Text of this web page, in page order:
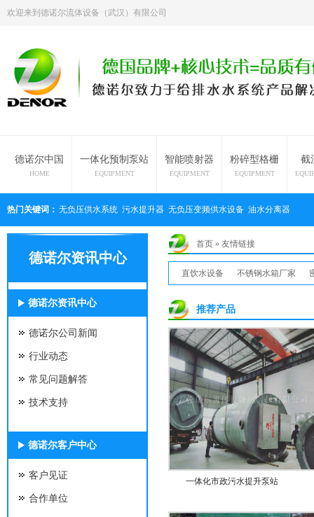
欢迎来到德诺尔流体设备（武汉）有限公司
德诺尔中国
HOME
一体化预制泵站
EQUIPMENT
智能喷射器
EQUIPMENT
粉碎型格栅
EQUIPMENT
截
热门关键词： 无负压供水系统 污水提升器 无负压变频供水设备 油水分离器
德诺尔资讯中心
德诺尔资讯中心
德诺尔公司新闻
行业动态
常见问题解答
技术支持
德诺尔客户中心
客户见证
合作单位
首页 » 友情链接
直饮水设备 不锈钢水箱厂家
推荐产品
一体化市政污水提升泵站